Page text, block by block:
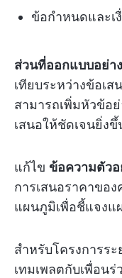
ข้อกำหนดและเ
ส่วนที่ออกแบบอย่า
เทียบระหว่างข้อเ
สามารถเพิ่มหัวข้อ
เสนอให้ชัดเจนยิ่งขึ้
แก้ไข ข้อความตัวอ
การเสนอราคาขอ
แผนภูมิเพื่อชี้แจงแ
สำหรับโครงการร
เทมเพลตกับเพื่อน